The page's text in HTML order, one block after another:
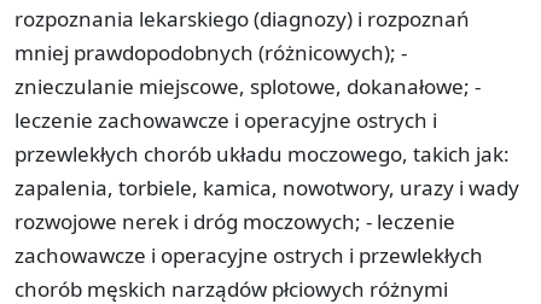
rozpoznania lekarskiego (diagnozy) i rozpoznań
mniej prawdopodobnych (różnicowych); -
znieczulanie miejscowe, splotowe, dokanałowe; -
leczenie zachowawcze i operacyjne ostrych i
przewlekłych chorób układu moczowego, takich jak:
zapalenia, torbiele, kamica, nowotwory, urazy i wady
rozwojowe nerek i dróg moczowych; - leczenie
zachowawcze i operacyjne ostrych i przewlekłych
chorób męskich narządów płciowych różnymi